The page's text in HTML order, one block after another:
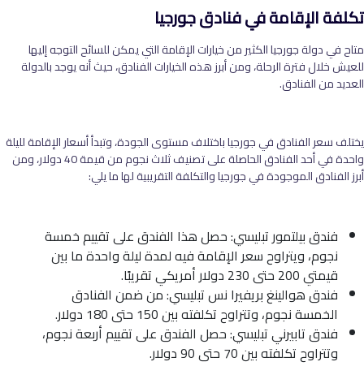
تكلفة الإقامة في فنادق جورجيا
متاح في دولة جورجيا الكثير من خيارات الإقامة التي يمكن للسائح التوجه إليها
للعيش خلال فترة الرحلة، ومن أبرز هذه الخيارات الفنادق، حيث أنه يوجد بالدولة
العديد من الفنادق.
يختلف سعر الفنادق في جورجيا باختلاف مستوى الجودة، وتبدأ أسعار الإقامة لليلة
واحدة في أحد الفنادق الحاصلة على تصنيف ثلاث نجوم من قيمة 40 دولار، ومن
أبرز الفنادق الموجودة في جورجيا والتكلفة التقريبية لها ما يلي:
فندق بيلتمور تبليسي: حصل هذا الفندق على تقييم خمسة
نجوم، ويتراوح سعر الإقامة فيه لمدة ليلة واحدة ما بين
قيمتي 200 حتى 230 دولار أمريكي تقريبًا.
فندق هوالينغ بريفيرا نس تبليسي: من ضمن الفنادق
الخمسة نجوم، وتتراوح تكلفته بين 150 حتى 180 دولار.
فندق تابيرني تبليسي: حصل الفندق على تقييم أربعة نجوم،
وتتراوح تكلفته بين 70 حتى 90 دولار.